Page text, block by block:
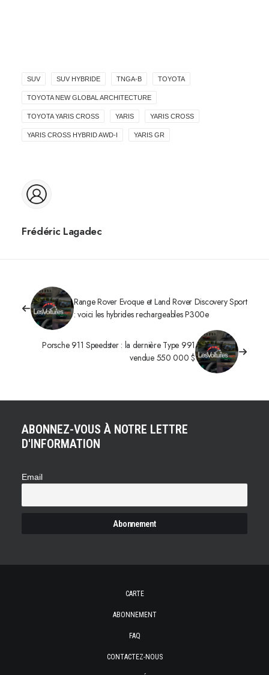
SUV SUV HYBRIDE TNGA-B TOYOTA
TOYOTA NEW GLOBAL ARCHITECTURE
TOYOTA YARIS CROSS YARIS YARIS CROSS
YARIS CROSS HYBRID AWD-I YARIS GR
Frédéric Lagadec
Range Rover Evoque et Land Rover Discovery Sport
: voici les hybrides rechargeables P300e
Porsche 911 Speedster : la dernière Type 991
vendue 550 000 $
ABONNEZ-VOUS À NOTRE LETTRE
D'INFORMATION
Email
CARTE
ABONNEMENT
FAQ
CONTACTEZ-NOUS